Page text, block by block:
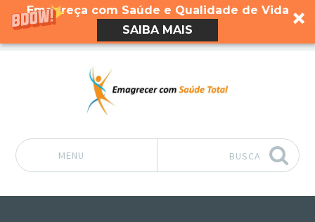
Emagreça com Saúde e Qualidade de Vida
SAIBA MAIS
MENU BUSCA